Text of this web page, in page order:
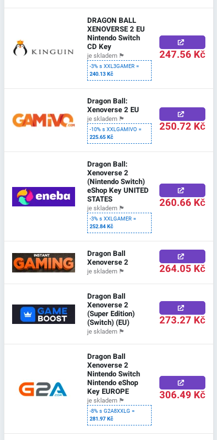
DRAGON BALL
XENOVERSE 2 EU
Nintendo Switch
CD Key
je skladem 🏴
-3% s XXL3GAMER =
240.13 Kč
247.56 Kč
Dragon Ball:
Xenoverse 2 EU
je skladem 🏴
-10% s XXLGAMIVO =
225.65 Kč
250.72 Kč
Dragon Ball:
Xenoverse 2
(Nintendo Switch)
eShop Key UNITED
STATES
je skladem 🏴
-3% s XXLGAMER =
252.84 Kč
260.66 Kč
Dragon Ball
Xenoverse 2
je skladem 🏴 264.05 Kč
Dragon Ball
Xenoverse 2
(Super Edition)
(Switch) (EU)
je skladem 🏴
273.27 Kč
Dragon Ball
Xenoverse 2
Nintendo Switch
Nintendo eShop
Key EUROPE
je skladem 🏴
-8% s G2A8XXLG =
281.97 Kč
306.49 Kč